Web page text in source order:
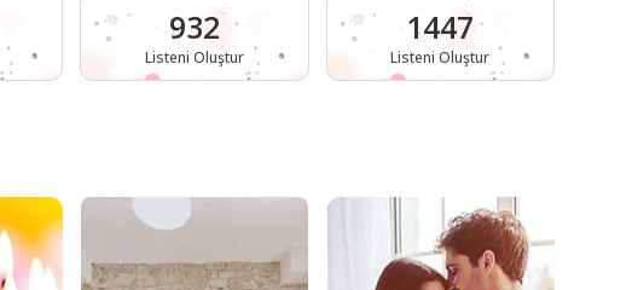
932
Listeni Oluştur
1447
Listeni Oluştur